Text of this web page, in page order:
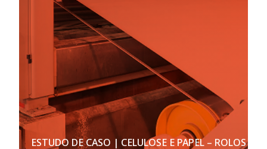
ESTUDO DE CASO | CELULOSE E PAPEL – ROLOS DE